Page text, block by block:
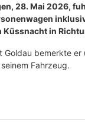
28. Mai 2026,
Küssnacht in
Goldau bemerkte er
Fahrzeug.